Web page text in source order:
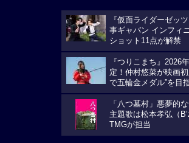
『仮面ライダーゼッ
事ギャバン インフィ
ショット11点が解禁
『つりこまち』2026
定！仲村悠菜が映画初
で五輪金メダル”を目
「八つ墓村」悪夢的
主題歌は松本孝弘（
TMGが担当